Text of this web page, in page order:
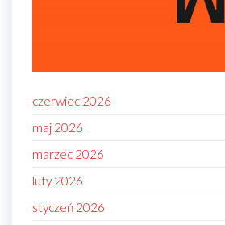
czerwiec 2026
maj 2026
marzec 2026
luty 2026
styczeń 2026